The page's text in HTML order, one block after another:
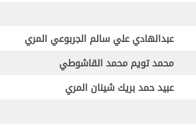
عبدالهادي علي سالم الجربوعي المري
محمد تويم محمد القاشوطي
عبيد حمد بريك شينان المري